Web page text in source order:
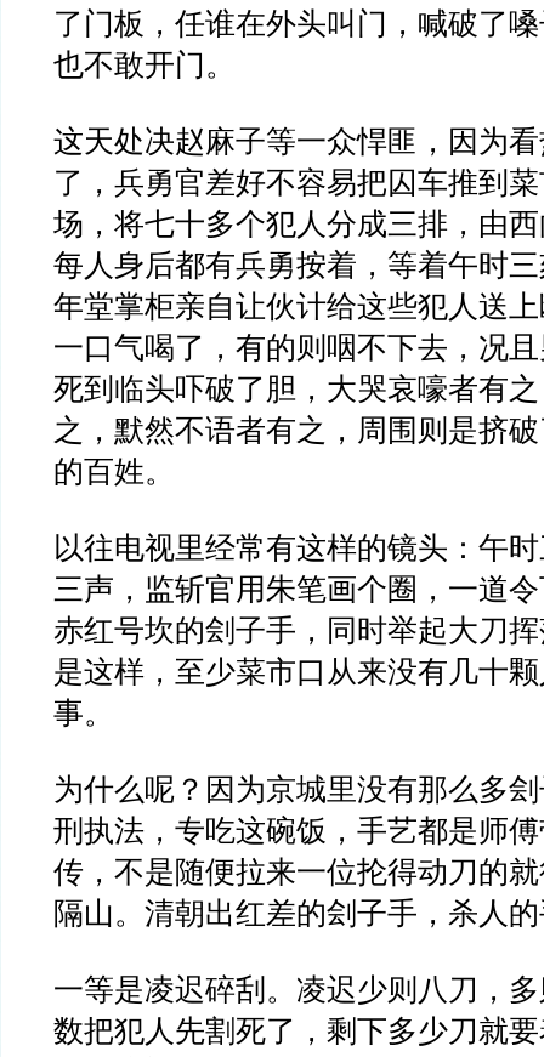
了门板，任谁在外头叫门，喊破了
也不敢开门。
这天处决赵麻子等一众悍匪，因为
了，兵勇官差好不容易把囚车推到
场，将七十多个犯人分成三排，由
每人身后都有兵勇按着，等着午时
年堂掌柜亲自让伙计给这些犯人送
一口气喝了，有的则咽不下去，况
死到临头吓破了胆，大哭哀嚎者有
之，默然不语者有之，周围则是挤
的百姓。
以往电视里经常有这样的镜头：午
三声，监斩官用朱笔画个圈，一道
赤红号坎的刽子手，同时举起大刀
是这样，至少菜市口从来没有几十
事。
为什么呢？因为京城里没有那么多
刑执法，专吃这碗饭，手艺都是师
传，不是随便拉来一位抡得动刀的
隔山。清朝出红差的刽子手，杀人
一等是凌迟碎刮。凌迟少则八刀，
数把犯人先割死了，剩下多少刀就